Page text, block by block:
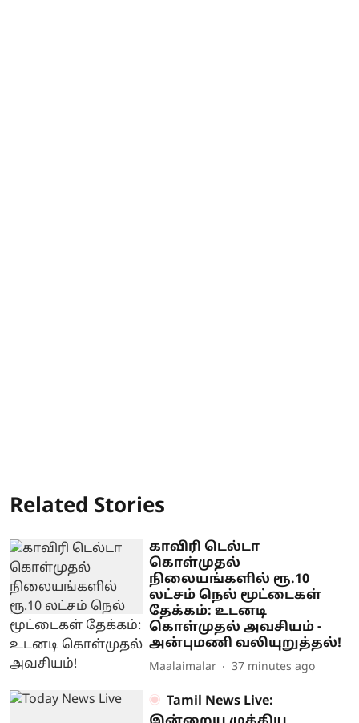
Related Stories
காவிரி டெல்டா
கொள்முதல்
நிலையங்களில் ரூ.10
லட்சம் நெல் மூட்டைகள்
தேக்கம்: உடனடி
கொள்முதல் அவசியம் -
அன்புமணி வலியுறுத்தல்!
Maalaimalar 37 minutes ago
Tamil News Live: